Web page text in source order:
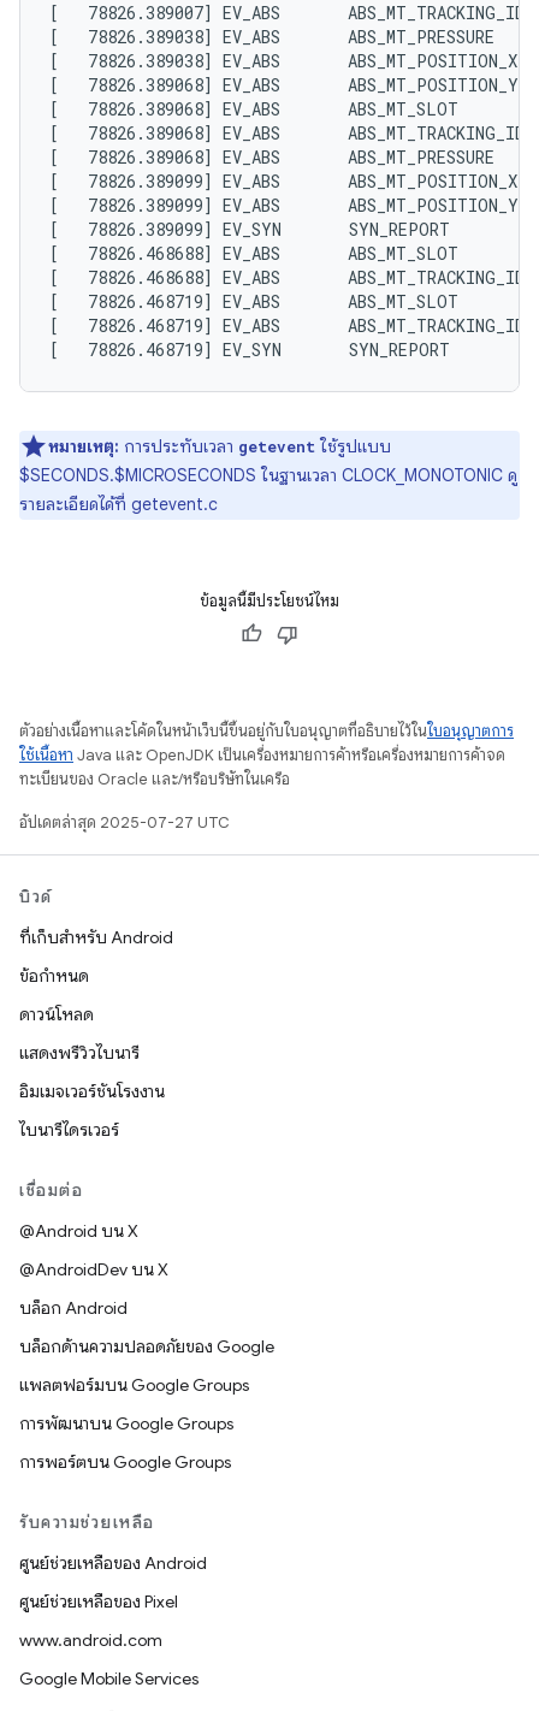
[   78826.389007] EV_ABS
[   78826.389038] EV_ABS       ABS_MT_PRESSURE
[   78826.389038] EV_ABS       ABS_MT_POSITION_X
[   78826.389068] EV_ABS       ABS_MT_POSITION_Y
[   78826.389068] EV_ABS       ABS_MT_SLOT
[   78826.389068] EV_ABS       ABS_MT_TRACKING_ID
[   78826.389068] EV_ABS       ABS_MT_PRESSURE
[   78826.389099] EV_ABS       ABS_MT_POSITION_X
[   78826.389099] EV_ABS       ABS_MT_POSITION_Y
[   78826.389099] EV_SYN       SYN_REPORT
[   78826.468688] EV_ABS       ABS_MT_SLOT
[   78826.468688] EV_ABS
[   78826.468719] EV_ABS       ABS_MT_SLOT
[   78826.468719] EV_ABS
หมายเหตุ: การประทับเวลา getevent ใช้รูปแบบ
$SECONDS.$MICROSECONDS ในฐานเวลา CLOCK_MONOTONIC ดู
รายละเอียดได้ที่ getevent.c
ข้อมูลนี้มีประโยชน์ไหม
ตัวอย่างเนื้อหาและโค้ดในหน้าเว็บนี้ขึ้นอยู่กับใบอนุญาตที่อธิบายไว้ในใบอนุญาตการ
ใช้เนื้อหา Java และ OpenJDK เป็นเครื่องหมายการค้าหรือเครื่องหมายการค้าจด
ทะเบียนของ Oracle และ/หรือบริษัทในเครือ
อัปเดตล่าสุด 2025-07-27 UTC
บิวด์
ที่เก็บสำหรับ Android
ข้อกำหนด
ดาวน์โหลด
แสดงพรีวิวไบนารี
อิมเมจเวอร์ชันโรงงาน
ไบนารีไดรเวอร์
เชื่อมต่อ
@Android บน X
@AndroidDev บน X
บล็อก Android
บล็อกด้านความปลอดภัยของ Google
แพลตฟอร์มบน Google Groups
การพัฒนาบน Google Groups
การพอร์ตบน Google Groups
รับความช่วยเหลือ
ศูนย์ช่วยเหลือของ Android
ศูนย์ช่วยเหลือของ Pixel
www.android.com
Google Mobile Services